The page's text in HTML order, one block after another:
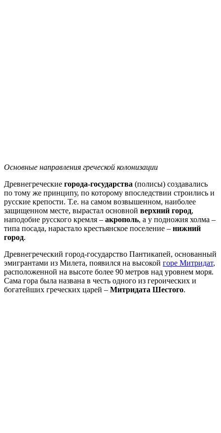
Основные направления греческой колонизации
Древнегреческие города-государства (полисы) создавались
по тому же принципу, по которому впоследствии строились и
русские крепости. Т.е. на самом возвышенном, наиболее
защищенном месте, вырастал основной верхний город,
наподобие русского кремля – акрополь, а у подножия холма –
типа посада, нарастало крестьянское поселение – нижний
город.
Древнегреческий город-государство Пантикапей, основанный
эмигрантами из Милета, появился на высокой горе Митридат,
расположенной на высоте более 90 метров над уровнем моря.
Сама гора была названа в честь одного из героических и
богатейших греческих царей – Митридата Шестого.